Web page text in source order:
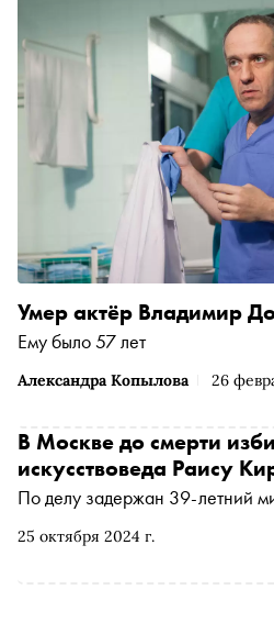
Александра Копылова 26
Умер актёр Владимир
Ему было 57 лет
25 октября 2024 г.
В Москве до смерти
искусствоведа Раису
По делу задержан 39-летний